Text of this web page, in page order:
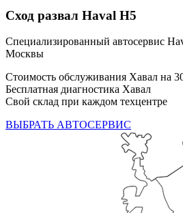
Сход развал Haval H5
Специализированный автосервис
Москвы
Стоимость обслуживания Хавал на
Бесплатная диагностика Хавал
Свой склад при каждом техцентре
ВЫБРАТЬ АВТОСЕРВИС